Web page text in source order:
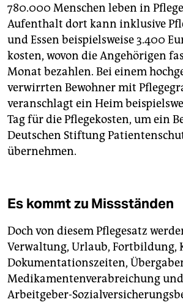
780.000 Menschen leben in
Aufenthalt dort kann inklusive
und Essen beispielsweise 3.400
kosten, wovon die Angehörigen
Monat bezahlen. Bei einem
verwirrten Bewohner mit
veranschlagt ein Heim
Tag für die Pflegekosten, um ein
Deutschen Stiftung
übernehmen.
Es kommt zu Missständen
Doch von diesem Pflegesatz
Verwaltung, Urlaub, Fortbildung,
Dokumentationszeiten,
Medikamentenverabreichung
Arbeitgeber-